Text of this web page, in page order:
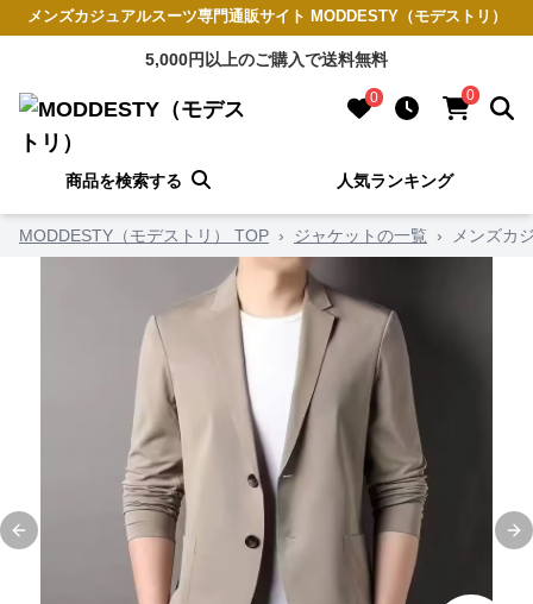
メンズカジュアルスーツ専門通販サイト MODDESTY（モデストリ）
5,000円以上のご購入で送料無料
0 0
商品を検索する 人気ランキング
MODDESTY（モデストリ） TOP › ジャケットの一覧 › メンズカ
Previous slide